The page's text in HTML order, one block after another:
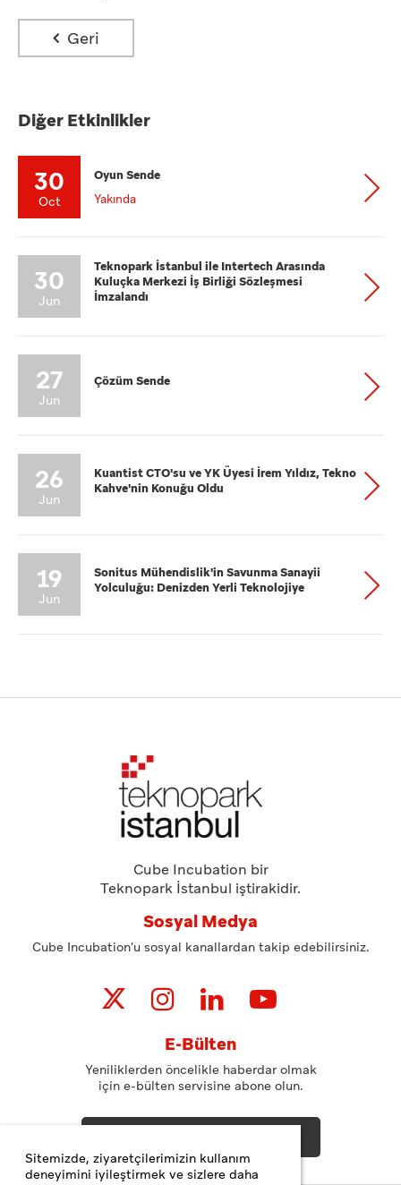
Sitemizde, ziyaretçilerimizin kullanım
deneyimini iyileştirmek ve sizlere daha
Geri
Diğer Etkinlikler
30
Oct
Oyun Sende
Yakında
30
Jun
Teknopark İstanbul ile Intertech Arasında
Kuluçka Merkezi İş Birliği Sözleşmesi
İmzalandı
27
Jun
Çözüm Sende
26
Jun
Kuantist CTO'su ve YK Üyesi İrem Yıldız, Tekno
Kahve'nin Konuğu Oldu
19
Jun
Sonitus Mühendislik'in Savunma Sanayii
Yolculuğu: Denizden Yerli Teknolojiye
Cube Incubation bir
Teknopark İstanbul iştirakidir.
Sosyal Medya
Cube Incubation'u sosyal kanallardan takip edebilirsiniz.
E-Bülten
Yeniliklerden öncelikle haberdar olmak
için e-bülten servisine abone olun.